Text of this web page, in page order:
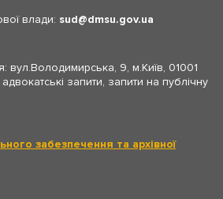
влади: sud dmsu.gov.ua
вул.Володимирська, 9, м.Київ, 01001
запити, запити на публічну
забезпечення та архівної